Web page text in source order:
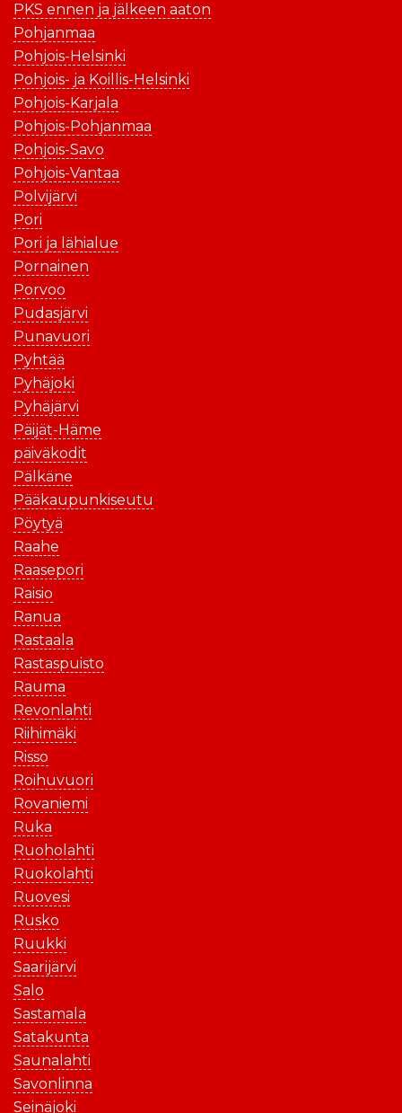
PKS ennen ja jälkeen aaton
Pohjanmaa
Pohjois-Helsinki
Pohjois- ja Koillis-Helsinki
Pohjois-Karjala
Pohjois-Pohjanmaa
Pohjois-Savo
Pohjois-Vantaa
Polvijärvi
Pori
Pori ja lähialue
Pornainen
Porvoo
Pudasjärvi
Punavuori
Pyhtää
Pyhäjoki
Pyhäjärvi
Päijät-Häme
päiväkodit
Pälkäne
Pääkaupunkiseutu
Pöytyä
Raahe
Raasepori
Raisio
Ranua
Rastaala
Rastaspuisto
Rauma
Revonlahti
Riihimäki
Risso
Roihuvuori
Rovaniemi
Ruka
Ruoholahti
Ruokolahti
Ruovesi
Rusko
Ruukki
Saarijärvi
Salo
Sastamala
Satakunta
Saunalahti
Savonlinna
Seinäjoki